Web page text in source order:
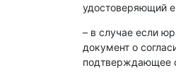
удостоверяющий
– в случае если
документ о
подтверждающее